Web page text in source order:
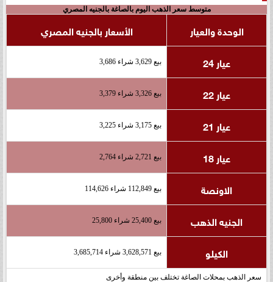
متوسط سعر الذهب اليوم بالصاغة بالجنيه المصري
الوحدة والعيار
الأسعار بالجنيه المصري
عيار 24
بيع 3,629 شراء 3,686
عيار 22 بيع 3,326 شراء 3,379
عيار 21 بيع 3,175 شراء 3,225
عيار 18 بيع 2,721 شراء 2,764
الاونصة بيع 112,849 شراء 114,626
الجنيه الذهب بيع 25,400 شراء 25,800
الكيلو بيع 3,628,571 شراء 3,685,714
سعر الذهب بمحلات الصاغة تختلف بين منطقة وأخرى